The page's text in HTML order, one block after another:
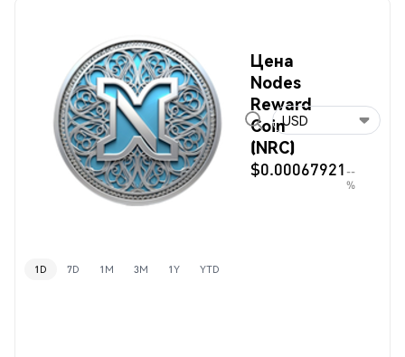
Цена
Nodes
Reward
Coin
(NRC)
$0.00067921 --
%
USD
1D 7D 1M 3M 1Y YTD